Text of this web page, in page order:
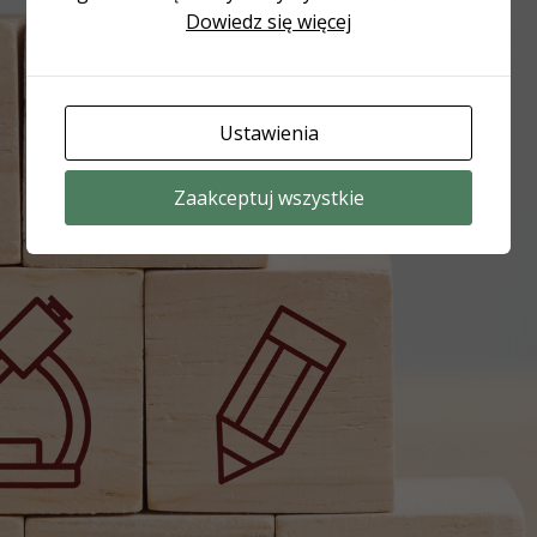
Dowiedz się więcej
Ustawienia
Zaakceptuj wszystkie